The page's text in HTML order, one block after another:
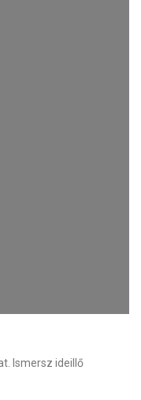
Ismersz ideillő